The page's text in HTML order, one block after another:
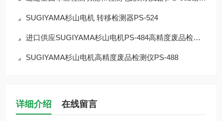
SUGIYAMA杉山电机 转移检测器PS-524
进口供应SUGIYAMA杉山电机PS-484高精度废品检测仪
SUGIYAMA杉山电机高精度废品检测仪PS-488
详细介绍 在线留言